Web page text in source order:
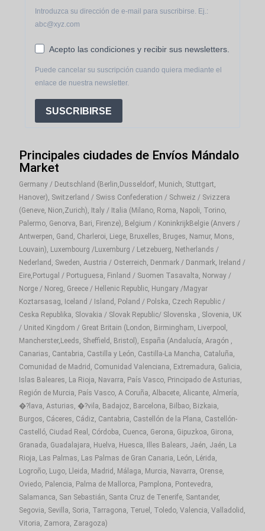
y más
Mándalo Market
online: es un puente que conecta a miles de familias
también otras marcas latinas queridas, con la
calidad.
tus productos Goya. Mantente conectado a la
Compra hoy productos Goya en Mándalo Market
revive el auténtico sabor latino, con la comodidad de
recibir tu pedido en cualquier rincón de la Unión
Europea.
Introduzca su dirección de e-mail para suscribirse. Ej.:
abc@xyz.com
Acepto las condiciones y recibir sus newsletters.
Puede cancelar su suscripción cuando quiera mediante el
enlace de nuestra newsletter.
SUSCRIBIRSE
Principales ciudades de Envíos Mándalo
Market
Germany / Deutschland (Berlin,Dusseldorf, Munich, Stuttgart,
Hanover), Switzerland / Swiss Confederation / Schweiz / Svizzera
(Geneve, Nion,Zurich), Italy / Italia (Milano, Roma, Napoli, Torino,
Palermo, Genorva, Bari, Firenze), Belgium / KoninkrijkBelgie (Anvers /
Antwerpen, Gand, Charleroi, Liege, Bruxelles, Bruges, Namur, Mons,
Louvain), Luxembourg /Luxemburg / Letzebuerg, Netherlands /
Nederland, Sweden, Austria / Osterreich, Denmark / Danmark, Ireland /
Eire,Portugal / Portuguesa, Finland / Suomen Tasavalta, Norway /
Norge / Noreg, Greece / Hellenic Republic, Hungary /Magyar
Koztarsasag, Iceland / Island, Poland / Polska, Czech Republic /
Ceska Republika, Slovakia / Slovak Republic/ Slovenska , Slovenia, UK
/ United Kingdom / Great Britain (London, Birmingham, Liverpool,
Mancherster,Leeds, Sheffield, Bristol), España (Andalucía, Aragón ,
Canarias, Cantabria, Castilla y León, Castilla-La Mancha, Cataluña,
Comunidad de Madrid, Comunidad Valenciana, Extremadura, Galicia,
Islas Baleares, La Rioja, Navarra, País Vasco, Principado de Asturias,
Región de Murcia, País Vasco, A Coruña, Albacete, Alicante, Almería,
�?lava, Asturias, �?vila, Badajoz, Barcelona, Bilbao, Bizkaia,
Burgos, Cáceres, Cádiz, Cantabria, Castellón de la Plana, Castellón-
Castelló, Ciudad Real, Córdoba, Cuenca, Gerona, Gipuzkoa, Girona,
Granada, Guadalajara, Huelva, Huesca, Illes Balears, Jaén, Jaén, La
Rioja, Las Palmas, Las Palmas de Gran Canaria, León, Lérida,
Logroño, Lugo, Lleida, Madrid, Málaga, Murcia, Navarra, Orense,
Oviedo, Palencia, Palma de Mallorca, Pamplona, Pontevedra,
Salamanca, San Sebastián, Santa Cruz de Tenerife, Santander,
Segovia, Sevilla, Soria, Tarragona, Teruel, Toledo, Valencia, Valladolid,
Vitoria, Zamora, Zaragoza)